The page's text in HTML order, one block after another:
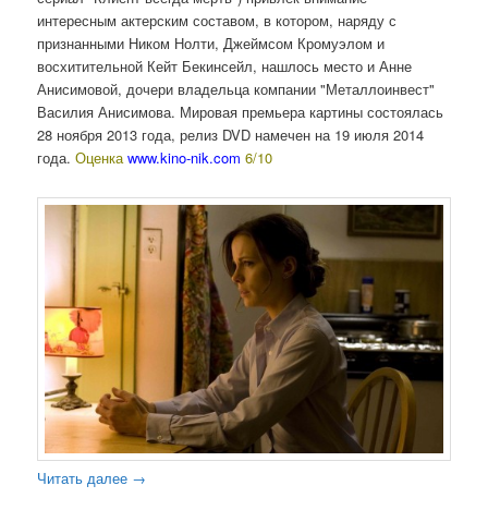
интересным актерским составом, в котором, наряду с
признанными Ником Нолти, Джеймсом Кромуэлом и
восхитительной Кейт Бекинсейл, нашлось место и Анне
Анисимовой, дочери владельца компании "Металлоинвест"
Василия Анисимова. Мировая премьера картины состоялась
28 ноября 2013 года, релиз DVD намечен на 19 июля 2014
года.Оценкаwww.kino-nik.com6/10
Читать далее →